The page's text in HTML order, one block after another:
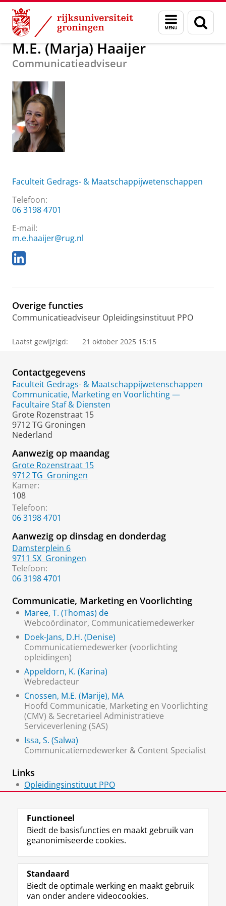
Skip
Content
Skip
Navigation
Menu
en
zoeken
Over ons M.E. (Marja) Haaijer
M.E. (Marja) Haaijer
Communicatieadviseur
Faculteit Gedrags- & Maatschappijwetenschappen
Telefoon:
06 3198 4701
E-mail:
m.e.haaijer@rug.nl
L
i
k
d
I
Overige functies
Communicatieadviseur Opleidingsinstituut PPO
Laatst gewijzigd: 21 oktober 2025 15:15
Contactgegevens
Faculteit Gedrags- & Maatschappijwetenschappen
Communicatie, Marketing en Voorlichting —
Facultaire Staf & Diensten
Grote Rozenstraat 15
9712 TG Groningen
Nederland
Aanwezig op maandag
Grote Rozenstraat 15
9712 TG Groningen
Kamer:
108
Telefoon:
06 3198 4701
Aanwezig op dinsdag en donderdag
Damsterplein 6
9711 SX Groningen
Telefoon:
06 3198 4701
Communicatie, Marketing en Voorlichting
Maree, T. (Thomas) de
Webcoördinator, Communicatiemedewerker
Doek-Jans, D.H. (Denise)
Communicatiemedewerker (voorlichting
opleidingen)
Appeldorn, K. (Karina)
Webredacteur
Cnossen, M.E. (Marije), MA
Hoofd Communicatie, Marketing en Voorlichting
(CMV) & Secretarieel Administratieve
Serviceverlening (SAS)
Issa, S. (Salwa)
Communicatiemedewerker & Content Specialist
Links
Opleidingsinstituut PPO
Volg de RUG
F
a
e
b
L
i
k
e
R
S
-
f
I
n
t
Y
o
T
Studiekiezers
Functioneel
Biedt de basisfuncties en maakt gebruik van
geanonimiseerde cookies.
Standaard
Biedt de optimale werking en maakt gebruik
van onder andere videocookies.